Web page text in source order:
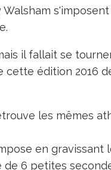
il fallait se
cette édition 2016
les mêmes
en gravissant
de 6 petites